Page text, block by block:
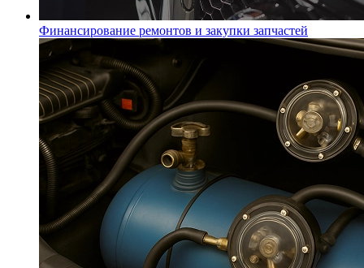
Финансирование ремонтов и закупки запчастей